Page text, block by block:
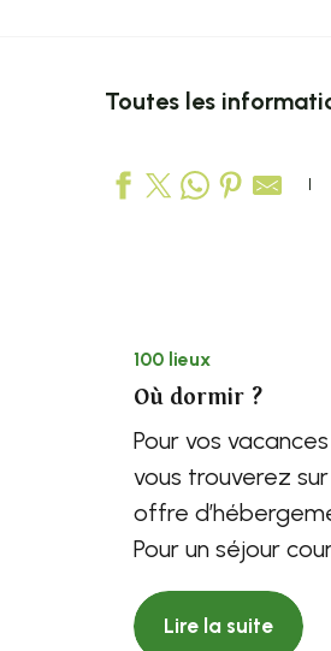
Toutes les
100 lieux
Où dormir ?
Pour vos
vous trouverez
offre
Pour un séjour
deux, en famille ou
Lire la suite